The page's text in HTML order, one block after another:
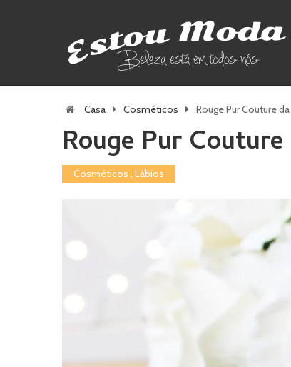
Casa Cosméticos Rouge Pur Couture
Rouge Pur
Cosméticos , Lábios